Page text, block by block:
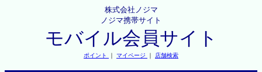
株式会社ノジマ
ノジマ携帯サイト
モバイル会員サイト
ポイント ｜ マイページ ｜ 店舗検索